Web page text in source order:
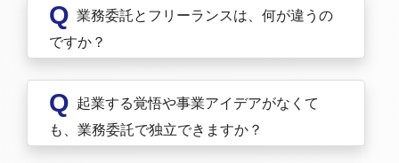
Q 業務委託とフリーランスは、何が違うの
ですか？
Q 起業する覚悟や事業アイデアがなくて
も、業務委託で独立できますか？